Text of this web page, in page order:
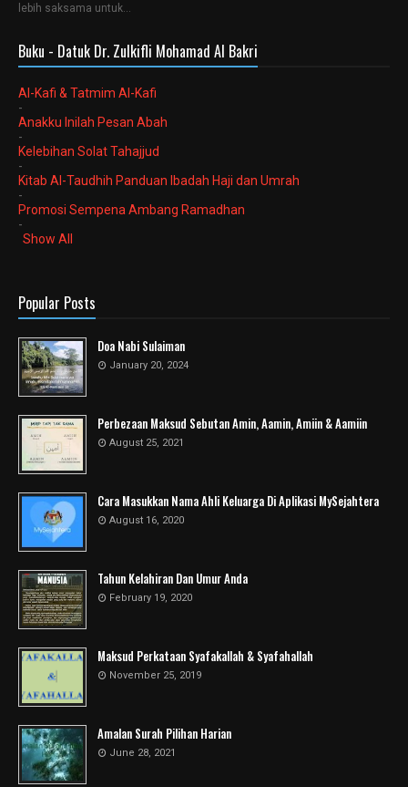
lebih saksama untuk…
Buku - Datuk Dr. Zulkifli Mohamad Al Bakri
Al-Kafi & Tatmim Al-Kafi
-
Anakku Inilah Pesan Abah
-
Kelebihan Solat Tahajjud
-
Kitab Al-Taudhih Panduan Ibadah Haji dan Umrah
-
Promosi Sempena Ambang Ramadhan
-
Show All
Popular Posts
Doa Nabi Sulaiman
January 20, 2024
Perbezaan Maksud Sebutan Amin, Aamin, Amiin & Aamiin
August 25, 2021
Cara Masukkan Nama Ahli Keluarga Di Aplikasi MySejahtera
August 16, 2020
Tahun Kelahiran Dan Umur Anda
February 19, 2020
Maksud Perkataan Syafakallah & Syafahallah
November 25, 2019
Amalan Surah Pilihan Harian
June 28, 2021